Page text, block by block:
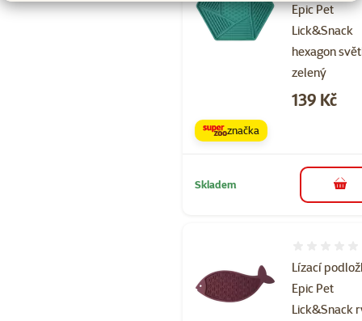
Epic Pet
Lick&Snack
hexagon
zelený
Cena
139 Kč
značka
Skladem do
Lízací
Epic Pet
Lick&Snack